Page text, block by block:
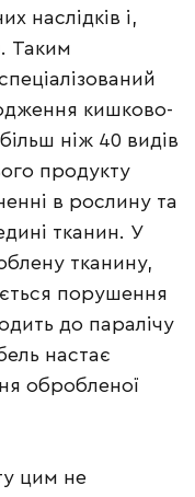
наслідків і,
Таким
кишково-
ніж 40 видів
продукту
в рослину та
тканин. У
тканину,
порушення
до паралічу
настає
обробленої
цим не